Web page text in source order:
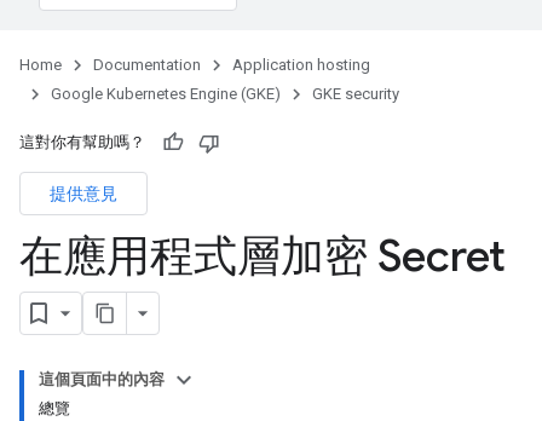
Home Documentation
Application hosting
Google Kubernetes Engine (GKE)
GKE security
這對你有幫助嗎？
提供意見
在應用程式層加密 Secret
這個頁面中的內容
總覽